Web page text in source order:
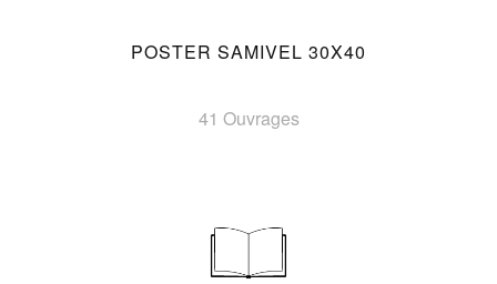
POSTER SAMIVEL 30X40
41 Ouvrages